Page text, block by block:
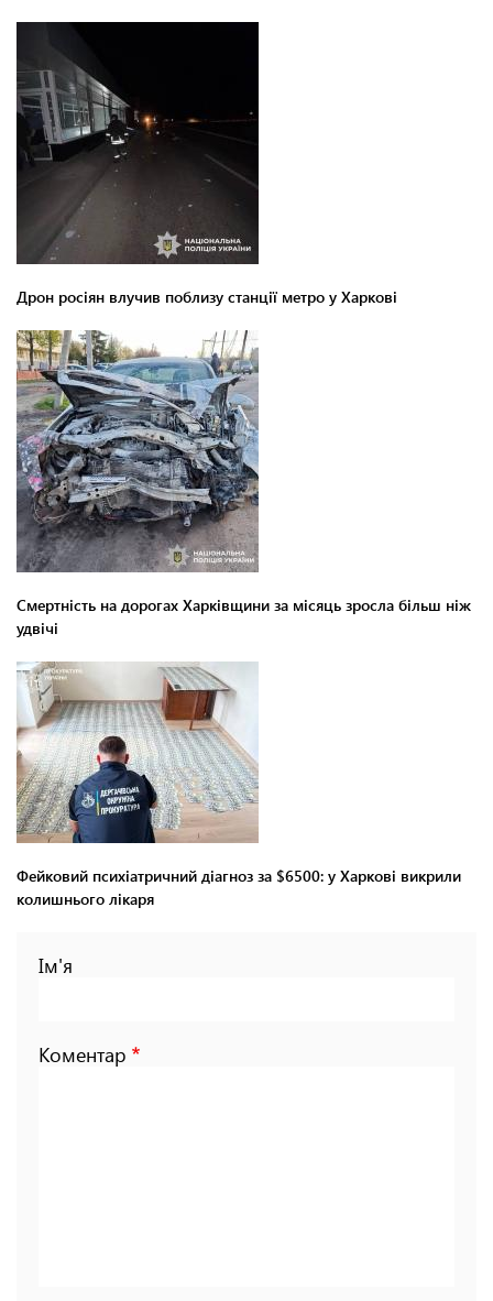
Дрон росіян влучив поблизу станції метро у Харкові
Смертність на дорогах Харківщини за місяць зросла більш ніж
удвічі
Фейковий психіатричний діагноз за $6500: у Харкові викрили
колишнього лікаря
Ім'я
Коментар